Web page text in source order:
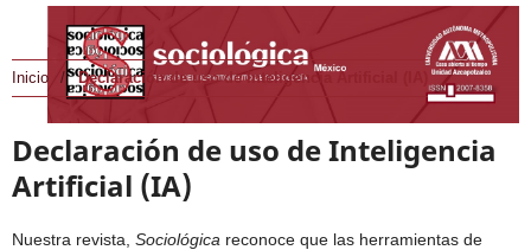
Inicio / Declaración de uso de Inteligencia Artificial (IA)
Declaración de uso de Inteligencia
Artificial (IA)
Nuestra revista, Sociológica reconoce que las herramientas de